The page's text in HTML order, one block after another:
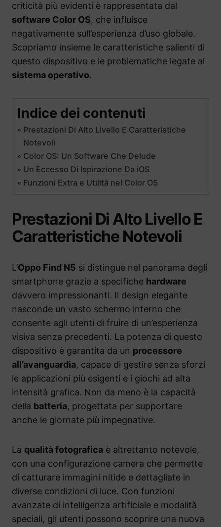
criticità più evidenti è rappresentata dal
software Color OS, che influisce
negativamente sull’esperienza d’uso globale.
Scopriamo insieme le caratteristiche salienti di
questo dispositivo e le problematiche legate al
sistema operativo.
Indice dei contenuti
Prestazioni Di Alto Livello E Caratteristiche
Notevoli
Color OS: Un Software Che Delude
Un Eccesso Di Ispirazione Da iOS
Funzioni Extra e Utilità nel Color OS
Prestazioni Di Alto Livello E
Caratteristiche Notevoli
L’Oppo Find N5 si distingue nel panorama degli
smartphone grazie a specifiche hardware
davvero impressionanti. Il design elegante
nasconde un vasto schermo interno che
consente agli utenti di fruire di un’esperienza
visiva senza precedenti. La potenza di questo
dispositivo è garantita da un processore
all’avanguardia, capace di gestire senza sforzi
le applicazioni più esigenti e i giochi ad alta
intensità grafica. Non da meno è la capacità
della batteria, progettata per supportare
anche le giornate più impegnative.
La qualità fotografica è altrettanto notevole,
con una configurazione camera che permette
di catturare immagini nitide e dettagliate in
diverse condizioni di luce. Con funzioni
avanzate di intelligenza artificiale e modalità
speciali, gli utenti possono scoprire una nuova